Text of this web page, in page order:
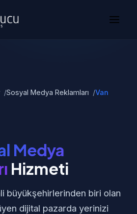
Sosyal Medya Reklamları Van
Medya
Hizmeti
büyükşehirlerinden biri olan
dijital pazarda yerinizi